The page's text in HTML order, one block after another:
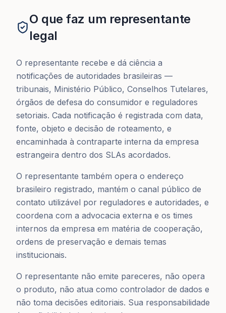
O que faz um representante
legal
O representante recebe e dá ciência a
notificações de autoridades brasileiras —
tribunais, Ministério Público, Conselhos Tutelares,
órgãos de defesa do consumidor e reguladores
setoriais. Cada notificação é registrada com data,
fonte, objeto e decisão de roteamento, e
encaminhada à contraparte interna da empresa
estrangeira dentro dos SLAs acordados.
O representante também opera o endereço
brasileiro registrado, mantém o canal público de
contato utilizável por reguladores e autoridades, e
coordena com a advocacia externa e os times
internos da empresa em matéria de cooperação,
ordens de preservação e demais temas
institucionais.
O representante não emite pareceres, não opera
o produto, não atua como controlador de dados e
não toma decisões editoriais. Sua responsabilidade